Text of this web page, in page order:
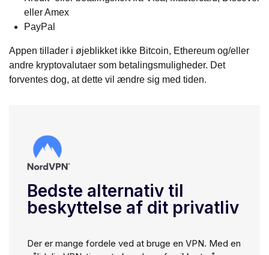
eller Amex
PayPal
Appen tillader i øjeblikket ikke Bitcoin, Ethereum og/eller
andre kryptovalutaer som betalingsmuligheder. Det
forventes dog, at dette vil ændre sig med tiden.
Bedste alternativ til
beskyttelse af dit privatliv
Der er mange fordele ved at bruge en VPN. Med en